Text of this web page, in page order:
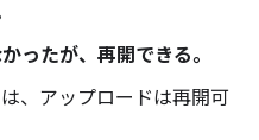
ったが、再開できる。
、アップロードは再開可